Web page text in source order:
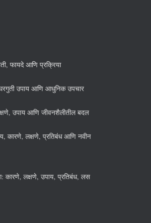
फायदे आणि प्रक्रिया
उपाय आणि आधुनिक उपचार
उपाय आणि जीवनशैलीतील बदल
कारणे, लक्षणे, प्रतिबंध आणि नवीन
कारणे, लक्षणे, उपाय, प्रतिबंध, लस